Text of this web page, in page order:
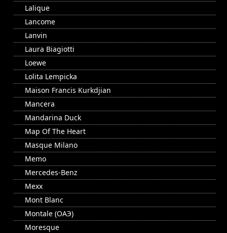
Lalique
Lancome
Lanvin
Laura Biagiotti
Loewe
Lolita Lempicka
Maison Francis Kurkdjian
Mancera
Mandarina Duck
Map Of The Heart
Masque Milano
Memo
Mercedes-Benz
Mexx
Mont Blanc
Montale (ОАЭ)
Moresque